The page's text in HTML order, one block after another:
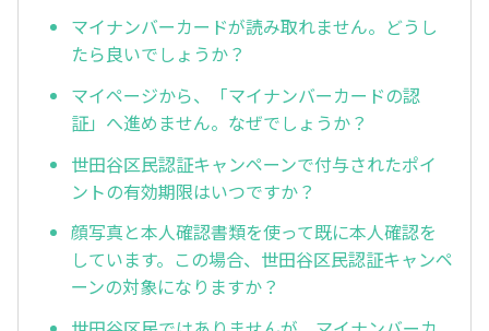
マイナンバーカードが読み取れません。どうし
たら良いでしょうか？
マイページから、「マイナンバーカードの認
証」へ進めません。なぜでしょうか？
世田谷区民認証キャンペーンで付与されたポイ
ントの有効期限はいつですか？
顔写真と本人確認書類を使って既に本人確認を
しています。この場合、世田谷区民認証キャンペ
ーンの対象になりますか？